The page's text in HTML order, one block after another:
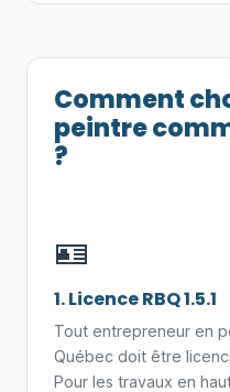
Comment
peintre
?
🪪
1. Licence RBQ 1.5.1
Tout entrepreneur en
Québec doit être
Pour les travaux en